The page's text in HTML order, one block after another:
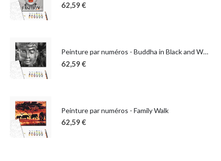
62,59 €
Peinture par numéros - Buddha in Black and White
62,59 €
Peinture par numéros - Family Walk
62,59 €